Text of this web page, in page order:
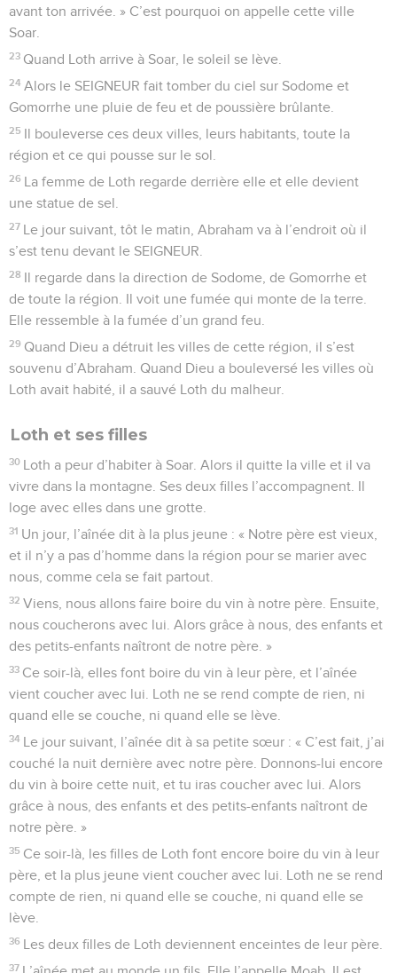
avant ton arrivée. » C’est pourquoi on appelle cette ville
Soar.
23 Quand Loth arrive à Soar, le soleil se lève.
24 Alors le SEIGNEUR fait tomber du ciel sur Sodome et
Gomorrhe une pluie de feu et de poussière brûlante.
25 Il bouleverse ces deux villes, leurs habitants, toute la
région et ce qui pousse sur le sol.
26 La femme de Loth regarde derrière elle et elle devient
une statue de sel.
27 Le jour suivant, tôt le matin, Abraham va à l’endroit où il
s’est tenu devant le SEIGNEUR.
28 Il regarde dans la direction de Sodome, de Gomorrhe et
de toute la région. Il voit une fumée qui monte de la terre.
Elle ressemble à la fumée d’un grand feu.
29 Quand Dieu a détruit les villes de cette région, il s’est
souvenu d’Abraham. Quand Dieu a bouleversé les villes où
Loth avait habité, il a sauvé Loth du malheur.
Loth et ses filles
30 Loth a peur d’habiter à Soar. Alors il quitte la ville et il va
vivre dans la montagne. Ses deux filles l’accompagnent. Il
loge avec elles dans une grotte.
31 Un jour, l’aînée dit à la plus jeune : « Notre père est vieux,
et il n’y a pas d’homme dans la région pour se marier avec
nous, comme cela se fait partout.
32 Viens, nous allons faire boire du vin à notre père. Ensuite,
nous coucherons avec lui. Alors grâce à nous, des enfants et
des petits-enfants naîtront de notre père. »
33 Ce soir-là, elles font boire du vin à leur père, et l’aînée
vient coucher avec lui. Loth ne se rend compte de rien, ni
quand elle se couche, ni quand elle se lève.
34 Le jour suivant, l’aînée dit à sa petite sœur : « C’est fait, j’ai
couché la nuit dernière avec notre père. Donnons-lui encore
du vin à boire cette nuit, et tu iras coucher avec lui. Alors
grâce à nous, des enfants et des petits-enfants naîtront de
notre père. »
35 Ce soir-là, les filles de Loth font encore boire du vin à leur
père, et la plus jeune vient coucher avec lui. Loth ne se rend
compte de rien, ni quand elle se couche, ni quand elle se
lève.
36 Les deux filles de Loth deviennent enceintes de leur père.
37